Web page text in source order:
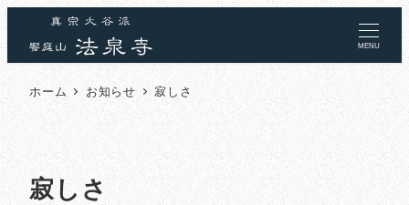
MENU
ホーム お知らせ 寂しさ
寂しさ